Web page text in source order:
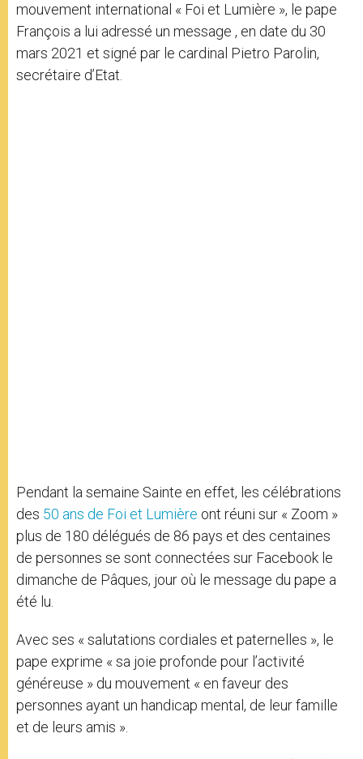
mouvement international « Foi et Lumière », le pape
François a lui adressé un message , en date du 30
mars 2021 et signé par le cardinal Pietro Parolin,
secrétaire d’Etat.
Pendant la semaine Sainte en effet, les célébrations
des 50 ans de Foi et Lumière ont réuni sur « Zoom »
plus de 180 délégués de 86 pays et des centaines
de personnes se sont connectées sur Facebook le
dimanche de Pâques, jour où le message du pape a
été lu.
Avec ses « salutations cordiales et paternelles », le
pape exprime « sa joie profonde pour l’activité
généreuse » du mouvement « en faveur des
personnes ayant un handicap mental, de leur famille
et de leurs amis ».